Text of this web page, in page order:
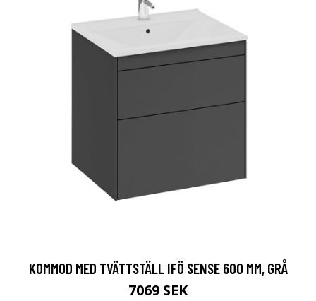
KOMMOD MED TVÄTTSTÄLL IFÖ SENSE 600 MM, GRÅ
7069 SEK